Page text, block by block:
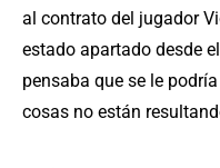
al contrato del jugador
estado apartado desde
pensaba que se le
cosas no están